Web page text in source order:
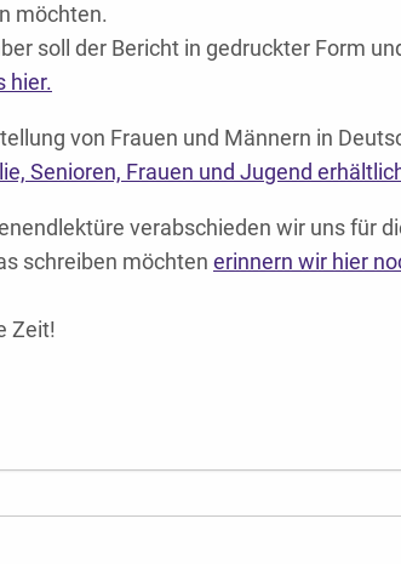
möchten.
soll der Bericht in gedruckter Form
hier.
von Frauen und Männern in
Senioren, Frauen und Jugend
verabschieden wir uns für
schreiben möchten erinnern wir hier
Zeit!